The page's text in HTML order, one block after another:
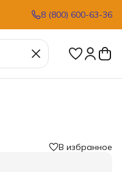
8 (800) 600-63-36
В избранное